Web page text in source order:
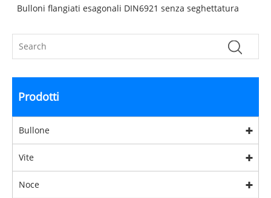
Bulloni flangiati esagonali DIN6921 senza seghettatura
Prodotti
Bullone
Vite
Noce